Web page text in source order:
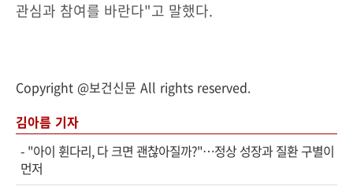
관심과 참여를 바란다"고 말했다.
Copyright @보건신문 All rights reserved.
김아름 기자
- "아이 휜다리, 다 크면 괜찮아질까?"…정상 성장과 질환 구별이
먼저